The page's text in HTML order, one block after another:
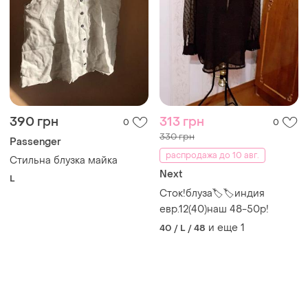
390 грн 0
Passenger
Стильна блузка майка
L
313 грн 0
330 грн
распродажа до 10 авг.
Next
Сток!блуза🏷🏷индия
евр.12(40)наш 48-50р!
40 / L / 48 и еще 1